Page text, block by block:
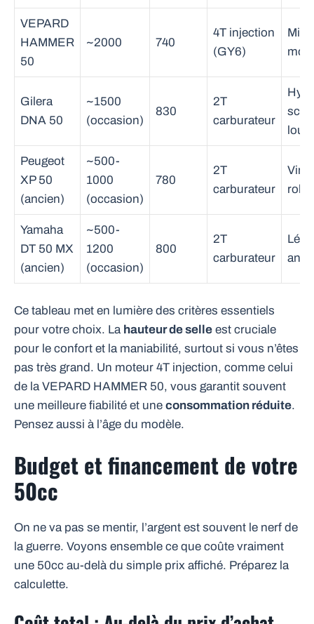
VEPARD
HAMMER
50
~2000 740
4T injection
(GY6)
Gilera
DNA 50
~1500
(occasion)
830
2T
carburateur
Peugeot
XP 50
(ancien)
~500-
1000
(occasion)
780
2T
carburateur
Yamaha
DT 50 MX
(ancien)
~500-
1200
(occasion)
800
2T
carburateur
Ce tableau met en lumière des critères essentiels
pour votre choix. La hauteur de selle est cruciale
pour le confort et la maniabilité, surtout si vous n’êtes
pas très grand. Un moteur 4T injection, comme celui
de la VEPARD HAMMER 50, vous garantit souvent
une meilleure fiabilité et une consommation réduite.
Pensez aussi à l’âge du modèle.
Budget et financement de votre
50cc
On ne va pas se mentir, l’argent est souvent le nerf de
la guerre. Voyons ensemble ce que coûte vraiment
une 50cc au-delà du simple prix affiché. Préparez la
calculette.